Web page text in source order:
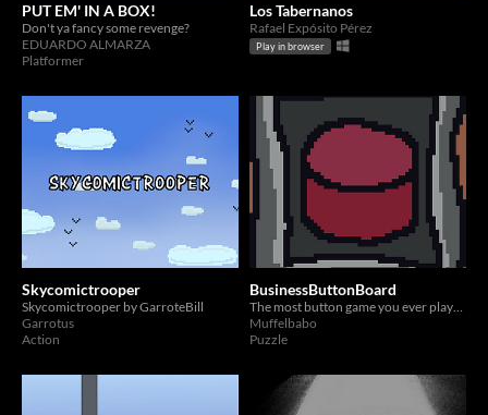
PUT EM' IN A BOX!
Don't ya fancy some revenge?
EDUARDO ALMARZA
Platformer
Los Tabernanos
Rafael Expósito Pérez
Play in browser
Skycomictrooper
Skycomictrooper by GarroteBill
Garrotus
Action
BusinessButtonBoard
Muffelbabo
Puzzle